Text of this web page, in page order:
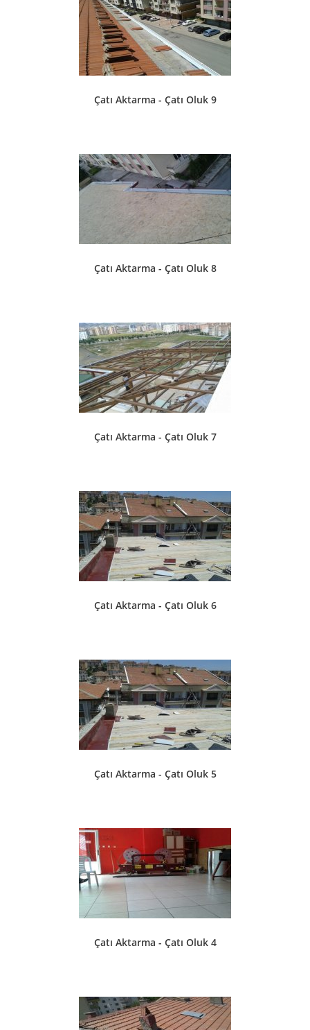
Çatı Aktarma - Çatı Oluk 9
Çatı Aktarma - Çatı Oluk 8
Çatı Aktarma - Çatı Oluk 7
Çatı Aktarma - Çatı Oluk 6
Çatı Aktarma - Çatı Oluk 5
Çatı Aktarma - Çatı Oluk 4